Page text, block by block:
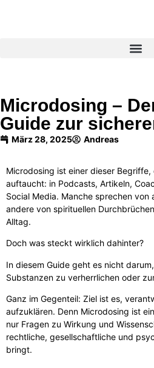
Microdosing –
Guide zur
März 28, 2025 Andreas
Microdosing ist einer dieser
auftaucht: in Podcasts, Artikeln,
Social Media. Manche sprechen von
andere von spirituellen
Alltag.
Doch was steckt wirklich dahinter?
In diesem Guide geht es nicht
Substanzen zu verherrlichen oder
Ganz im Gegenteil: Ziel ist es,
aufzuklären. Denn Microdosing ist
nur Fragen zu Wirkung und
rechtliche, gesellschaftliche und
bringt.